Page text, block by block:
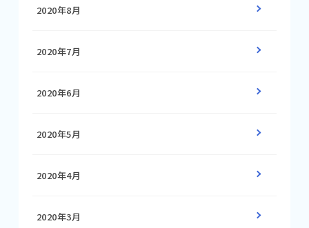
2020年8月
2020年7月
2020年6月
2020年5月
2020年4月
2020年3月